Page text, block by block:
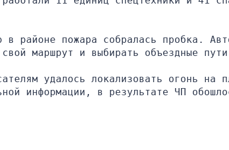
в районе пожара собралась пробка.
свой маршрут и выбирать объездные
удалось локализовать огонь на
информации, в результате ЧП